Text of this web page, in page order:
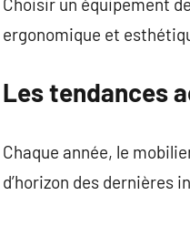
ergonomique et
Les tendances
Chaque année, le
d’horizon des dernières